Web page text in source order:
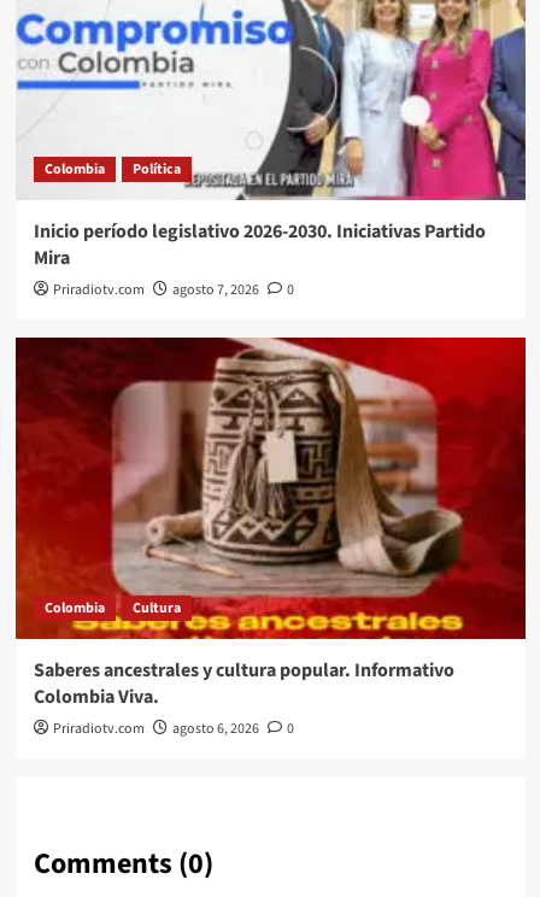
Colombia Política
Inicio período legislativo 2026-2030. Iniciativas Partido
Mira
Priradiotv.com agosto 7, 2026 0
Colombia Cultura
Saberes ancestrales y cultura popular. Informativo
Colombia Viva.
Priradiotv.com agosto 6, 2026 0
Comments (0)